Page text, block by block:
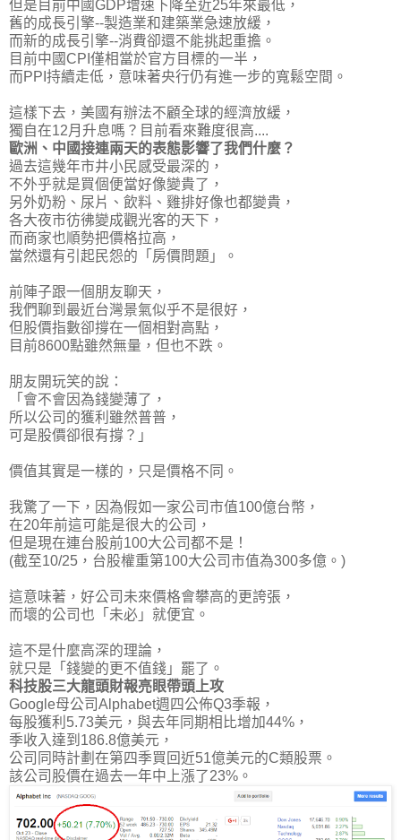
但是目前中國GDP增速下降至近25年來最低 ，
舊的成長引擎--製造業和建築業急速放緩，
而新的成長引擎--消費卻還不能挑起重擔。
目前中國CPI僅相當於官方目標的一半，
而PPI持續走低，意味著央行仍有進一步的寬鬆空間。
這樣下去，美國有辦法不顧全球的經濟放緩，
獨自在12月升息嗎？目前看來難度很高....
歐洲、中國接連兩天的表態影響了我們什麼？
過去這幾年市井小民感受最深的，
不外乎就是買個便當好像變貴了，
另外奶粉、尿片、飲料、雞排好像也都變貴，
各大夜市彷彿變成觀光客的天下，
而商家也順勢把價格拉高，
當然還有引起民怨的「房價問題」。
前陣子跟一個朋友聊天，
我們聊到最近台灣景氣似乎不是很好，
但股價指數卻撐在一個相對高點，
目前8600點雖然無量，但也不跌。
朋友開玩笑的說：
「會不會因為錢變薄了，
所以公司的獲利雖然普普，
可是股價卻很有撐？」
價值其實是一樣的，只是價格不同 。
我驚了一下，因為假如一家公司市值100億台幣，
在20年前這可能是很大的公司，
但是現在連台股前100大公司都不是！
(截至10/25，台股權重第100大公司市值為300多億。)
這意味著， 好公司未來價格會攀高的更誇張 ，
而壞的公司也「未必」就便宜。
這不是什麼高深的理論，
就只是「錢變的更不值錢」罷了。
科技股三大龍頭財報亮眼帶頭上攻
Google母公司Alphabet週四公佈Q3季報，
每股獲利5.73美元，與去年同期相比增加44%，
季收入達到186.8億美元，
公司同時計劃在第四季買回近51億美元的C類股票。
該公司股價在過去一年中上漲了23%。